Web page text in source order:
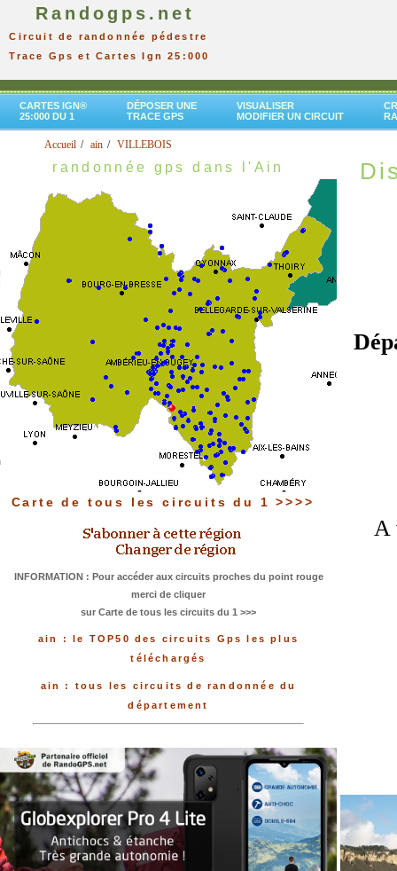
Randogps.net
Circuit de randonnée pédestre
Trace Gps et Cartes Ign 25:000
CARTES IGN®
25:000 DU 1
DÉPOSER UNE
TRACE GPS
VISUALISER
MODIFIER UN CIRCUIT
Accueil ain VILLEBOIS
randonnée gps dans l'Ain
Carte de tous les circuits du 1 >>>>
INFORMATION : Pour accéder aux circuits proches du point rouge
merci de cliquer
sur Carte de tous les circuits du 1 >>>
ain : le TOP50 des circuits Gps les plus
téléchargés
ain : tous les circuits de randonnée du
département
A